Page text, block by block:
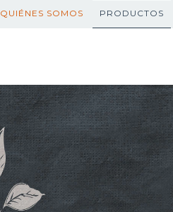
QUIÉNES SOMOS PRODUCTOS